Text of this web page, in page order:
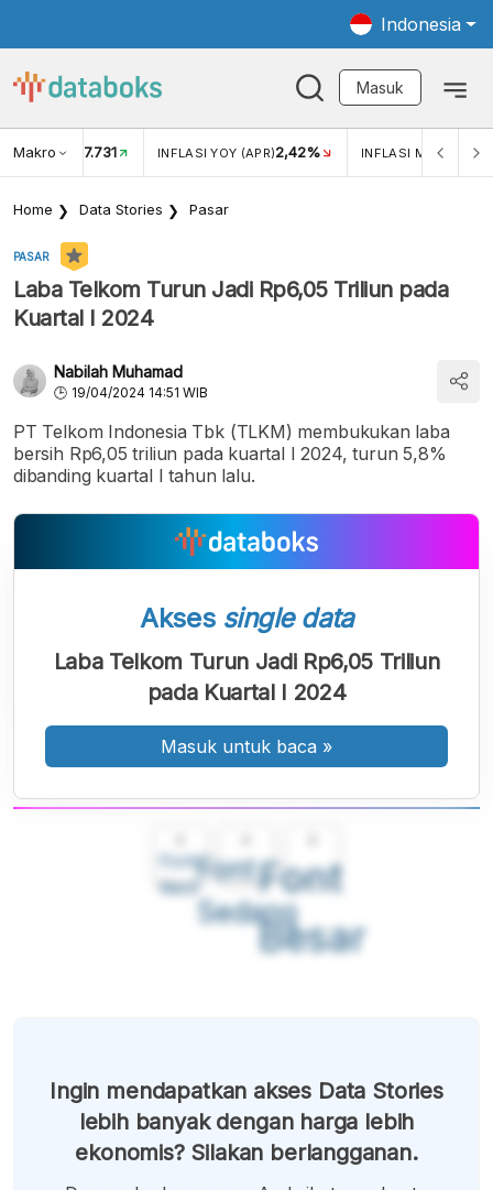
Indonesia
Masuk
Makro
USD/IDR 17.731 INFLASI YOY (APR)2,42% INFLASI MOM (APR)
Home Data Stories Pasar
PASAR
Laba Telkom Turun Jadi Rp6,05 Triliun pada
Kuartal I 2024
Nabilah Muhamad
19/04/2024 14:51 WIB
PT Telkom Indonesia Tbk (TLKM) membukukan laba
bersih Rp6,05 triliun pada kuartal I 2024, turun 5,8%
dibanding kuartal I tahun lalu.
Font
Kecil
Font
Sedang
Font
Besar
Akses single data
Laba Telkom Turun Jadi Rp6,05 Triliun
pada Kuartal I 2024
Masuk untuk baca »
Ingin mendapatkan akses Data Stories
lebih banyak dengan harga lebih
ekonomis? Silakan berlangganan.